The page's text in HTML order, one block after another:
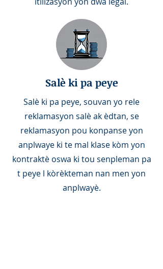
Salè ki pa peye
Salè ki pa peye, souvan yo rele
reklamasyon salè ak èdtan, se
reklamasyon pou konpanse yon
anplwaye ki te mal klase kòm yon
kontraktè oswa ki tou senpleman pa
t peye l kòrèkteman nan men yon
anplwayè.